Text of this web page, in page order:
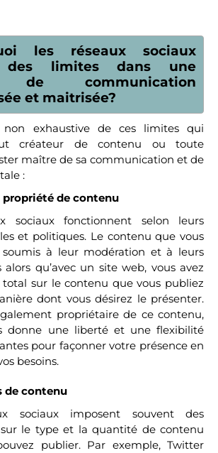
les réseaux sociaux
des limites dans une
de communication
et maitrisée?
exhaustive de ces limites qui
créateur de contenu ou toute
maître de sa communication et de
:
de contenu
sociaux fonctionnent selon leurs
et politiques. Le contenu que vous
à leur modération et à leurs
qu’avec un site web, vous avez
sur le contenu que vous publiez
dont vous désirez le présenter.
propriétaire de ce contenu,
donne une liberté et une flexibilité
pour façonner votre présence en
besoins.
contenu
sociaux imposent souvent des
le type et la quantité de contenu
publier. Par exemple, Twitter